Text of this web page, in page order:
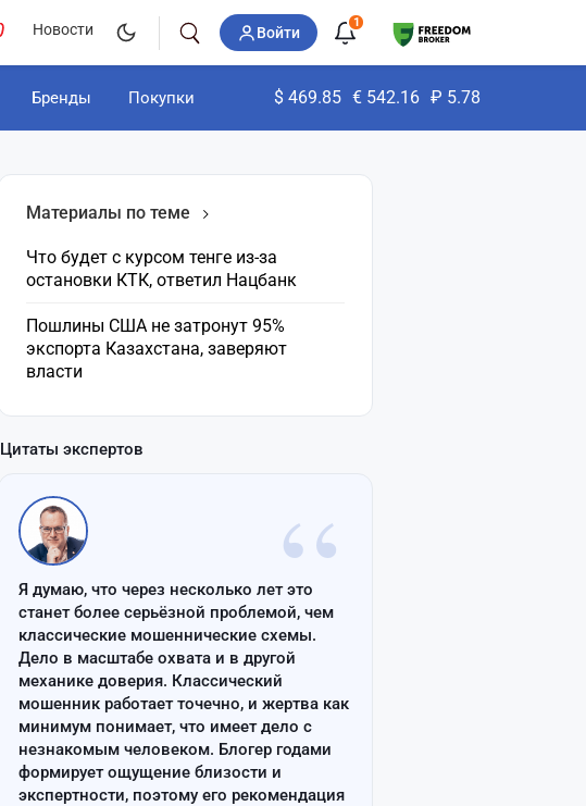
Новости Войти
1
Бренды Покупки $ 469.85 € 542.16 ₽ 5.78
Материалы по теме
Что будет с курсом тенге из-за
остановки КТК, ответил Нацбанк
Пошлины США не затронут 95%
экспорта Казахстана, заверяют
власти
Цитаты экспертов
“
Я думаю, что через несколько лет это
станет более серьёзной проблемой, чем
классические мошеннические схемы.
Дело в масштабе охвата и в другой
механике доверия. Классический
мошенник работает точечно, и жертва как
минимум понимает, что имеет дело с
незнакомым человеком. Блогер годами
формирует ощущение близости и
экспертности, поэтому его рекомендация